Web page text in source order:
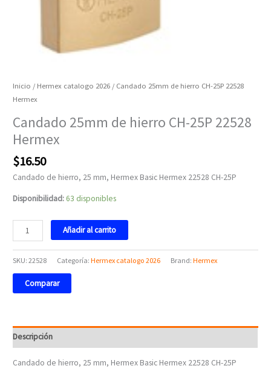
Inicio / Hermex catalogo 2026 / Candado 25mm de hierro CH-25P 22528
Hermex
Candado 25mm de hierro CH-25P 22528
Hermex
$16.50
Candado de hierro, 25 mm, Hermex Basic Hermex 22528 CH-25P
Disponibilidad: 63 disponibles
Añadir al carrito
SKU:22528 Categoría:Hermex catalogo 2026 Brand:Hermex
Comparar
Descripción
Candado de hierro, 25 mm, Hermex Basic Hermex 22528 CH-25P